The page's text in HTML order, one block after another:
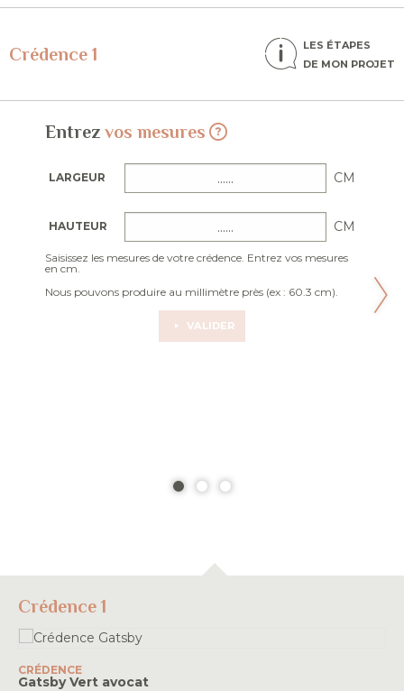
Crédence 1
LES ÉTAPES
DE MON PROJET
Entrez vos mesures
LARGEUR CM
HAUTEUR CM
Saisissez les mesures de votre crédence. Entrez vos mesures
en cm.
Nous pouvons produire au millimètre près (ex : 60.3 cm).
VALIDER
Crédence 1
CRÉDENCE
GatsbyVert avocat